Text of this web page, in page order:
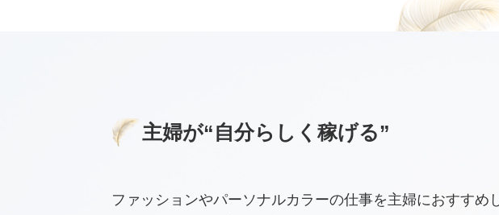
主婦が“自分らしく稼げる”
ファッションやパーソナルカラーの仕事を主婦におすすめ